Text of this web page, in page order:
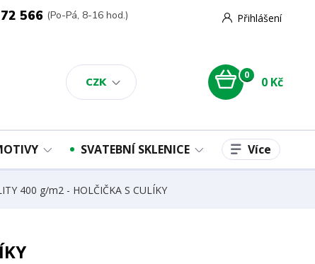
CZK
Přihlášení
566 (Po-Pá, 8-16 hod.)
0 0 Kč
SVATEBNÍ SKLENICE Více
400 g/m2 - HOLČIČKA S CULÍKY